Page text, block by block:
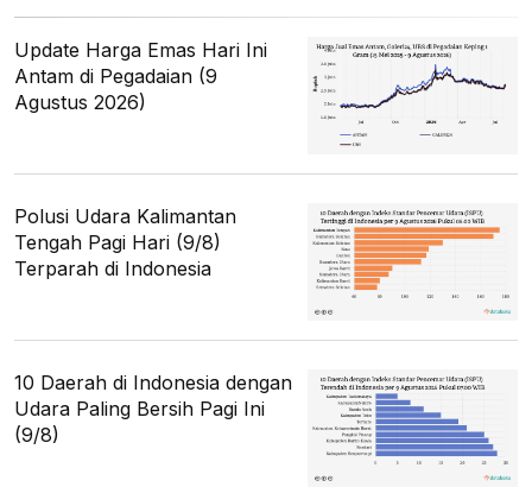
Update Harga Emas Hari Ini
Antam di Pegadaian (9
Agustus 2026)
Polusi Udara Kalimantan
Tengah Pagi Hari (9/8)
Terparah di Indonesia
10 Daerah di Indonesia dengan
Udara Paling Bersih Pagi Ini
(9/8)